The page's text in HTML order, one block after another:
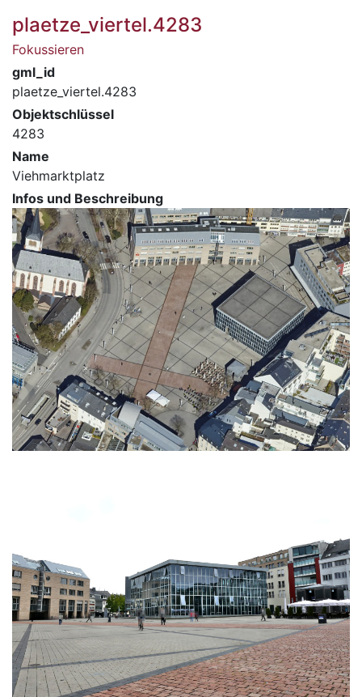
plaetze_viertel.4283
Fokussieren
gml_id
plaetze_viertel.4283
Objektschlüssel
4283
Name
Viehmarktplatz
Infos und Beschreibung